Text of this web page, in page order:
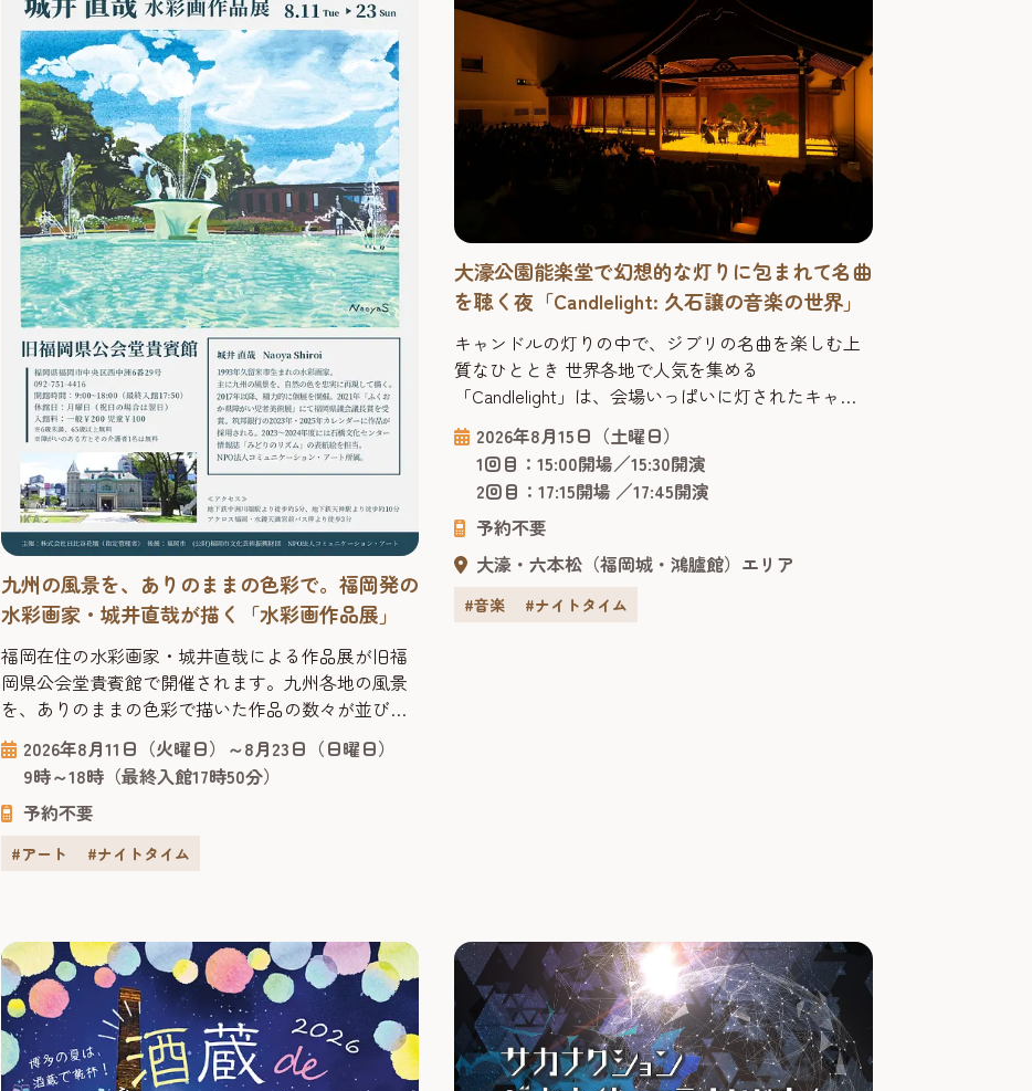
九州の風景を、ありのままの色彩で。福岡発の
水彩画家・城井直哉が描く「水彩画作品展」
福岡在住の水彩画家・城井直哉による作品展が旧福
岡県公会堂貴賓館で開催されます。九州各地の風景
を、ありのままの色彩で描いた作品の数々が並び、
噴水や緑、光の反射まで丁寧に再現された絵から
は、その土地の空気が感じられます。 今回の会場と
なる「旧福岡県公会堂貴賓館」は、1910年、九州沖
縄八県連合共進会の迎賓館として建てられ、明治43
年には皇族の宿泊所としても使われた歴史ある建物
です。急勾配の屋根や...
2026年8月11日（火曜日）～8月23日（日曜日）
9時～18時（最終入館17時50分）
予約不要
#アート #ナイトタイム
大濠公園能楽堂で幻想的な灯りに包まれて名曲
を聴く夜「Candlelight: 久石譲の音楽の世界」
キャンドルの灯りの中で、ジブリの名曲を楽しむ上
質なひととき 世界各地で人気を集める
「Candlelight」は、会場いっぱいに灯されたキャン
ドルの中でクラシックや映画音楽を聴く新しい形の
コンサートシリーズです。たくさんのキャンドルが
揺らめく幻想的な空間と一流の弦楽器奏者が生み出
す音色は、言葉の壁を超えて心に響きます。 会場は
檜造りの本格的な能楽堂で、普段は能や狂言が上演
される日本の伝統建築で...
2026年8月15日（土曜日）
1回目：15:00開場／15:30開演
2回目：17:15開場 ／17:45開演
予約不要
大濠・六本松（福岡城・鴻臚館）エリア
#音楽 #ナイトタイム